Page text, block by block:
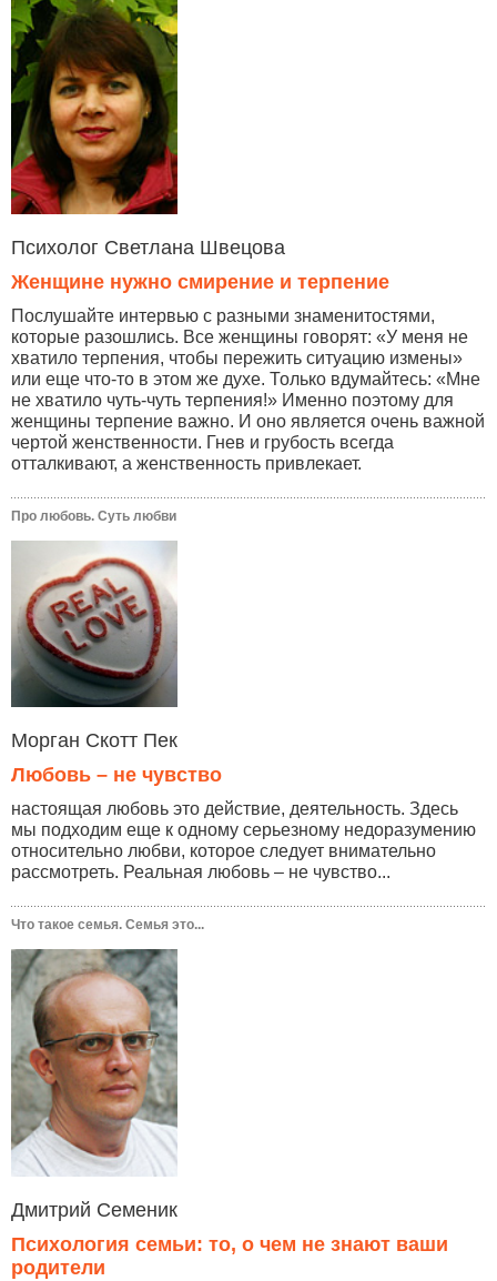
Психолог Светлана Швецова
Женщине нужно смирение и терпение
Послушайте интервью с разными знаменитостями,
которые разошлись. Все женщины говорят: «У меня не
хватило терпения, чтобы пережить ситуацию измены»
или еще что-то в этом же духе. Только вдумайтесь: «Мне
не хватило чуть-чуть терпения!» Именно поэтому для
женщины терпение важно. И оно является очень важной
чертой женственности. Гнев и грубость всегда
отталкивают, а женственность привлекает.
Про любовь. Суть любви
Морган Скотт Пек
Любовь – не чувство
настоящая любовь это действие, деятельность. Здесь
мы подходим еще к одному серьезному недоразумению
относительно любви, которое следует внимательно
рассмотреть. Реальная любовь – не чувство...
Что такое семья. Семья это...
Дмитрий Семеник
Психология семьи: то, о чем не знают ваши
родители